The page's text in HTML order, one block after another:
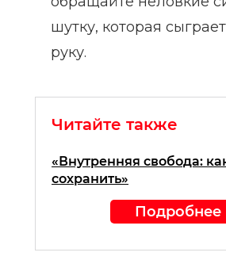
шутку, которая
руку.
Читайте также
«Внутренняя свобода:
сохранить»
Подробнее